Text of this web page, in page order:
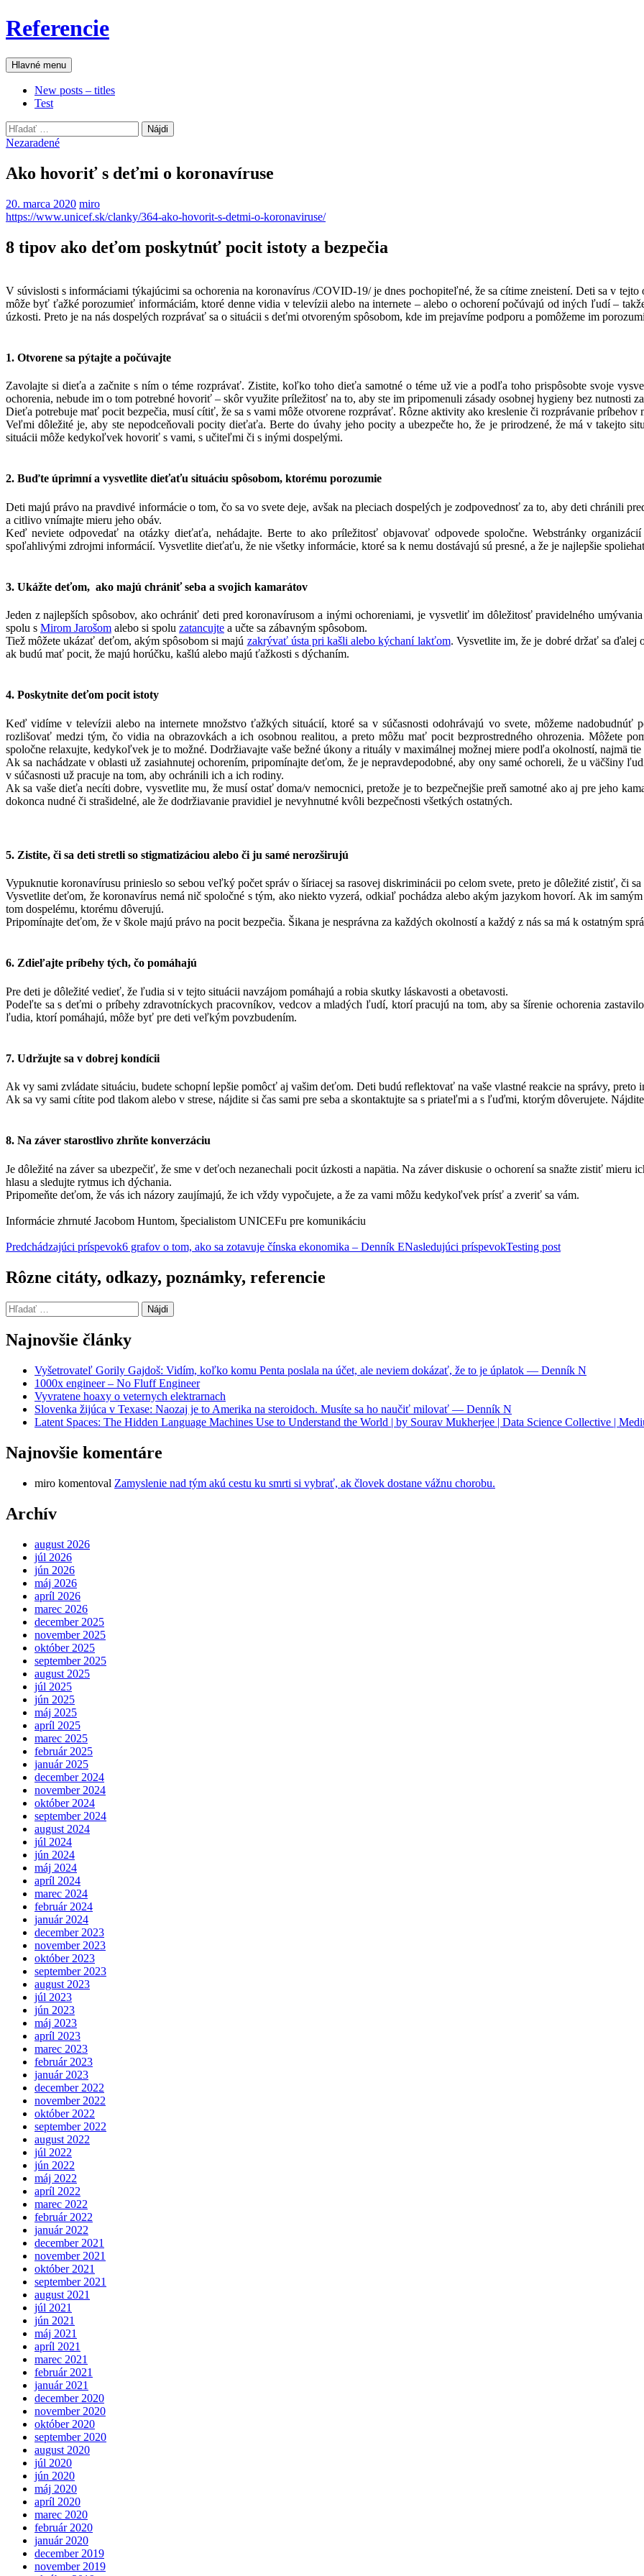
Preskočiť
na
Referencie
Hľadať
Hlavné menu
New posts – titles
Test
Hľadať:
Nezaradené
Ako hovoriť s deťmi o koronavíruse
20. marca 2020 miro
https://www.unicef.sk/clanky/364-ako-hovorit-s-detmi-o-koronaviruse/
8 tipov ako deťom poskytnúť pocit istoty a bezpečia
V súvislosti s informáciami týkajúcimi sa ochorenia na koronavírus /COVID-19/ je dnes pochopiteľné, že sa cítime zneistení. Deti sa v
môže byť ťažké porozumieť informáciám, ktoré denne vidia v televízii alebo na internete – alebo o ochorení počúvajú od iných ľudí –
úzkosti. Preto je na nás dospelých rozprávať sa o situácii s deťmi otvoreným spôsobom, kde im prejavíme podporu a pomôžeme im
1. Otvorene sa pýtajte a počúvajte
Zavolajte si dieťa a začnite s ním o téme rozprávať. Zistite, koľko toho dieťa samotné o téme už vie a podľa toho prispôsobte svoje
ochorenia, nebude im o tom potrebné hovoriť – skôr využite príležitosť na to, aby ste im pripomenuli zásady osobnej hygieny bez nutnosti
Dieťa potrebuje mať pocit bezpečia, musí cítiť, že sa s vami môže otvorene rozprávať. Rôzne aktivity ako kreslenie či rozprávanie
Veľmi dôležité je, aby ste nepodceňovali pocity dieťaťa. Berte do úvahy jeho pocity a ubezpečte ho, že je prirodzené, že má v takejto
situácii môže kedykoľvek hovoriť s vami, s učiteľmi či s inými dospelými.
2. Buďte úprimní a vysvetlite dieťaťu situáciu spôsobom, ktorému porozumie
Deti majú právo na pravdivé informácie o tom, čo sa vo svete deje, avšak na pleciach dospelých je zodpovednosť za to, aby deti chránili
a citlivo vnímajte mieru jeho obáv.
Keď neviete odpovedať na otázky dieťaťa, nehádajte. Berte to ako príležitosť objavovať odpovede spoločne. Webstránky
spoľahlivými zdrojmi informácií. Vysvetlite dieťaťu, že nie všetky informácie, ktoré sa k nemu dostávajú sú presné, a že je najlepšie
3. Ukážte deťom, ako majú chrániť seba a svojich kamarátov
Jeden z najlepších spôsobov, ako ochrániť deti pred koronavírusom a inými ochoreniami, je vysvetliť im dôležitosť pravidelného
spolu s Mirom Jarošom alebo si spolu zatancujte a učte sa zábavným spôsobom.
Tiež môžete ukázať deťom, akým spôsobom si majú zakrývať ústa pri kašli alebo kýchaní lakťom. Vysvetlite im, že je dobré držať sa
ak budú mať pocit, že majú horúčku, kašlú alebo majú ťažkosti s dýchaním.
4. Poskytnite deťom pocit istoty
Keď vidíme v televízii alebo na internete množstvo ťažkých situácií, ktoré sa v súčasnosti odohrávajú vo svete, môžeme nadobudnúť
rozlišovať medzi tým, čo vidia na obrazovkách a ich osobnou realitou, a preto môžu mať pocit bezprostredného ohrozenia. Môžete
spoločne relaxujte, kedykoľvek je to možné. Dodržiavajte vaše bežné úkony a rituály v maximálnej možnej miere podľa okolností, najmä
Ak sa nachádzate v oblasti už zasiahnutej ochorením, pripomínajte deťom, že je nepravdepodobné, aby ony samé ochoreli, že u väčšiny
v súčasnosti už pracuje na tom, aby ochránili ich a ich rodiny.
Ak sa vaše dieťa necíti dobre, vysvetlite mu, že musí ostať doma/v nemocnici, pretože je to bezpečnejšie preň samotné ako aj pre jeho
dokonca nudné či strašidelné, ale že dodržiavanie pravidiel je nevyhnutné kvôli bezpečnosti všetkých ostatných.
5. Zistite, či sa deti stretli so stigmatizáciou alebo či ju samé nerozširujú
Vypuknutie koronavírusu prinieslo so sebou veľký počet správ o šíriacej sa rasovej diskriminácii po celom svete, preto je dôležité zistiť, či
Vysvetlite deťom, že koronavírus nemá nič spoločné s tým, ako niekto vyzerá, odkiaľ pochádza alebo akým jazykom hovorí. Ak im
tom dospelému, ktorému dôverujú.
Pripomínajte deťom, že v škole majú právo na pocit bezpečia. Šikana je nesprávna za každých okolností a každý z nás sa má k ostatným
6. Zdieľajte príbehy tých, čo pomáhajú
Pre deti je dôležité vedieť, že ľudia si v tejto situácii navzájom pomáhajú a robia skutky láskavosti a obetavosti.
Podeľte sa s deťmi o príbehy zdravotníckych pracovníkov, vedcov a mladých ľudí, ktorí pracujú na tom, aby sa šírenie ochorenia
ľudia, ktorí pomáhajú, môže byť pre deti veľkým povzbudením.
7. Udržujte sa v dobrej kondícii
Ak vy sami zvládate situáciu, budete schopní lepšie pomôcť aj vašim deťom. Deti budú reflektovať na vaše vlastné reakcie na správy,
Ak sa vy sami cítite pod tlakom alebo v strese, nájdite si čas sami pre seba a skontaktujte sa s priateľmi a s ľuďmi, ktorým dôverujete.
8. Na záver starostlivo zhrňte konverzáciu
Je dôležité na záver sa ubezpečiť, že sme v deťoch nezanechali pocit úzkosti a napätia. Na záver diskusie o ochorení sa snažte zistiť
hlasu a sledujte rytmus ich dýchania.
Pripomeňte deťom, že vás ich názory zaujímajú, že ich vždy vypočujete, a že za vami môžu kedykoľvek prísť a zveriť sa vám.
Informácie zhrnuté Jacobom Huntom, špecialistom UNICEFu pre komunikáciu
Navigácia
článkami
Predchádzajúci príspevok6 grafov o tom, ako sa zotavuje čínska ekonomika – Denník ENasledujúci príspevokTesting post
Rôzne citáty, odkazy, poznámky, referencie
Hľadať:
Najnovšie články
Vyšetrovateľ Gorily Gajdoš: Vidím, koľko komu Penta poslala na účet, ale neviem dokázať, že to je úplatok — Denník N
1000x engineer – No Fluff Engineer
Vyvratene hoaxy o veternych elektrarnach
Slovenka žijúca v Texase: Naozaj je to Amerika na steroidoch. Musíte sa ho naučiť milovať — Denník N
Latent Spaces: The Hidden Language Machines Use to Understand the World | by Sourav Mukherjee | Data Science Collective |
Najnovšie komentáre
miro komentoval Zamyslenie nad tým akú cestu ku smrti si vybrať, ak človek dostane vážnu chorobu.
Archív
august 2026
júl 2026
jún 2026
máj 2026
apríl 2026
marec 2026
december 2025
november 2025
október 2025
september 2025
august 2025
júl 2025
jún 2025
máj 2025
apríl 2025
marec 2025
február 2025
január 2025
december 2024
november 2024
október 2024
september 2024
august 2024
júl 2024
jún 2024
máj 2024
apríl 2024
marec 2024
február 2024
január 2024
december 2023
november 2023
október 2023
september 2023
august 2023
júl 2023
jún 2023
máj 2023
apríl 2023
marec 2023
február 2023
január 2023
december 2022
november 2022
október 2022
september 2022
august 2022
júl 2022
jún 2022
máj 2022
apríl 2022
marec 2022
február 2022
január 2022
december 2021
november 2021
október 2021
september 2021
august 2021
júl 2021
jún 2021
máj 2021
apríl 2021
marec 2021
február 2021
január 2021
december 2020
november 2020
október 2020
september 2020
august 2020
júl 2020
jún 2020
máj 2020
apríl 2020
marec 2020
február 2020
január 2020
december 2019
november 2019